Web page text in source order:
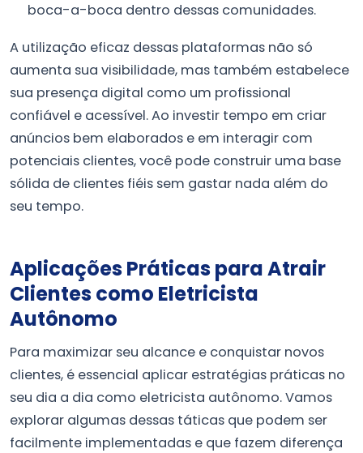
boca-a-boca dentro dessas comunidades.
A utilização eficaz dessas plataformas não só
aumenta sua visibilidade, mas também estabelece
sua presença digital como um profissional
confiável e acessível. Ao investir tempo em criar
anúncios bem elaborados e em interagir com
potenciais clientes, você pode construir uma base
sólida de clientes fiéis sem gastar nada além do
seu tempo.
Aplicações Práticas para Atrair
Clientes como Eletricista
Autônomo
Para maximizar seu alcance e conquistar novos
clientes, é essencial aplicar estratégias práticas no
seu dia a dia como eletricista autônomo. Vamos
explorar algumas dessas táticas que podem ser
facilmente implementadas e que fazem diferença